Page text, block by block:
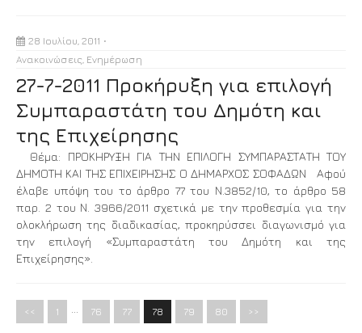
28 Ιουλίου, 2011
Ανακοινώσεις Ενημέρωση
27-7-2011 Προκήρυξη για επιλογή
Συμπαραστάτη του Δημότη και
της Επιχείρησης
Θέμα: ΠΡΟΚΗΡΥΞΗ ΓΙΑ ΤΗΝ ΕΠΙΛΟΓΗ ΣΥΜΠΑΡΑΣΤΑΤΗ ΤΟΥ
ΔΗΜΟΤΗ ΚΑΙ ΤΗΣ ΕΠΙΧΕΙΡΗΣΗΣ Ο ΔΗΜΑΡΧΟΣ ΣΟΦΑΔΩΝ Αφού
έλαβε υπόψη του το άρθρο 77 του Ν.3852/10, το άρθρο 58
παρ. 2 του Ν. 3966/2011 σχετικά με την προθεσμία για την
ολοκλήρωση της διαδικασίας, προκηρύσσει διαγωνισμό για
την επιλογή «Συμπαραστάτη του Δημότη και της
Επιχείρησης».
<< 1 76 77 78 79 80 >>